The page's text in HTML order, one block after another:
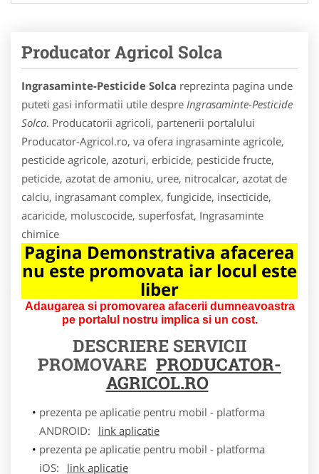
Producator Agricol Solca
Ingrasaminte-Pesticide Solca reprezinta pagina unde
puteti gasi informatii utile despre Ingrasaminte-Pesticide
Solca. Producatorii agricoli, partenerii portalului
Producator-Agricol.ro, va ofera ingrasaminte agricole,
pesticide agricole, azoturi, erbicide, pesticide fructe,
peticide, azotat de amoniu, uree, nitrocalcar, azotat de
calciu, ingrasamant complex, fungicide, insecticide,
acaricide, moluscocide, superfosfat, Ingrasaminte
chimice
Pagina Demonstrativa afacerea
nu este promovata iar locul este
liber
Adaugarea si promovarea afacerii dumneavoastra
pe portalul nostru implica si un cost.
DESCRIERE SERVICII
PROMOVARE PRODUCATOR-
AGRICOL.RO
prezenta pe aplicatie pentru mobil - platforma
ANDROID:
link aplicatie
prezenta pe aplicatie pentru mobil - platforma
iOS:
link aplicatie